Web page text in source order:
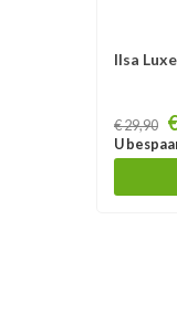
Ilsa
Prijs
€ 29,90
U